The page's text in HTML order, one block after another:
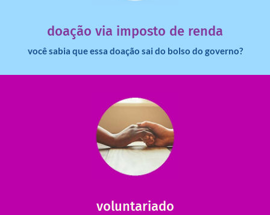
doação via imposto de renda
você sabia que essa doação sai do bolso do governo?
voluntariado
ajudar com certos assuntos. Entre em contato conosco e
saiba como nos ajudar.
saiba mais